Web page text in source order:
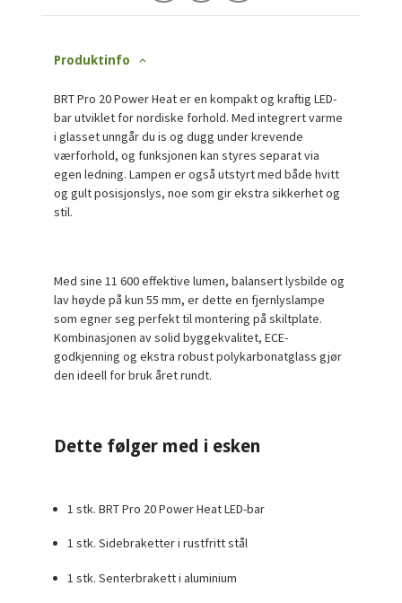
Produktinfo
BRT Pro 20 Power Heat er en kompakt og kraftig LED-
bar utviklet for nordiske forhold. Med integrert varme
i glasset unngår du is og dugg under krevende
værforhold, og funksjonen kan styres separat via
egen ledning. Lampen er også utstyrt med både hvitt
og gult posisjonslys, noe som gir ekstra sikkerhet og
stil.
Med sine11 600 effektive lumen, balansert lysbilde og
lav høyde på kun 55 mm, er dette en fjernlyslampe
som egner seg perfekt til montering på skiltplate.
Kombinasjonen av solid byggekvalitet, ECE-
godkjenning og ekstra robust polykarbonatglass gjør
den ideell for bruk året rundt.
Dette følger med i esken
1 stk.BRT Pro 20 Power Heat LED-bar
1 stk.Sidebraketter i rustfritt stål
1 stk.Senterbrakett i aluminium